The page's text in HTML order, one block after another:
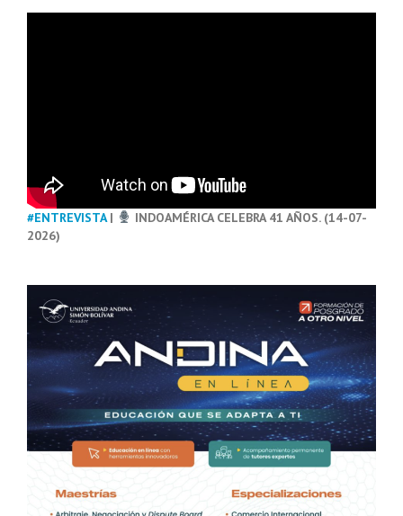
#ENTREVISTA|
INDOAMÉRICA CELEBRA 41 AÑOS. (14-07-
2026)